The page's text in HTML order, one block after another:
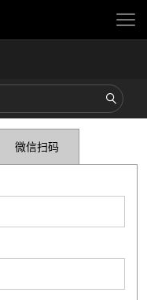
微信扫码